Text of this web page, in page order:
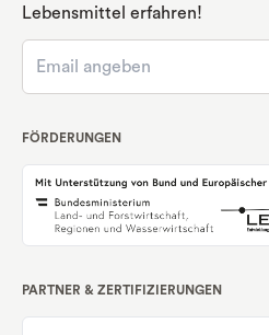
Lebensmittel erfahren!
FÖRDERUNGEN
PARTNER & ZERTIFIZIERUNGEN